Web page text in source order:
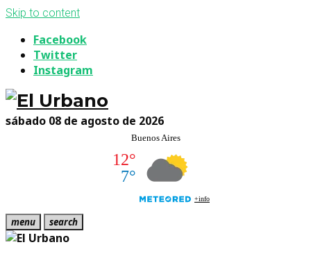
Skip to content
Facebook
Twitter
Instagram
sábado 08 de agosto de 2026
menu search